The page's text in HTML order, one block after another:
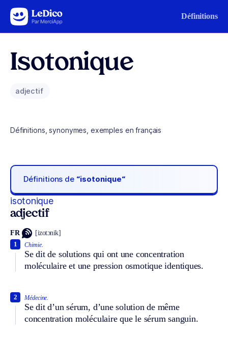
Aller au contenu Définitions
Isotonique
adjectif
Définitions, synonymes, exemples en français
Définitions de “isotonique“
isotonique
adjectif
FR [izotɔnik]
Chimie.
Se dit de solutions qui ont une concentration
moléculaire et une pression osmotique identiques.
1
Médecine.
Se dit d’un sérum, d’une solution de même
concentration moléculaire que le sérum sanguin.
2